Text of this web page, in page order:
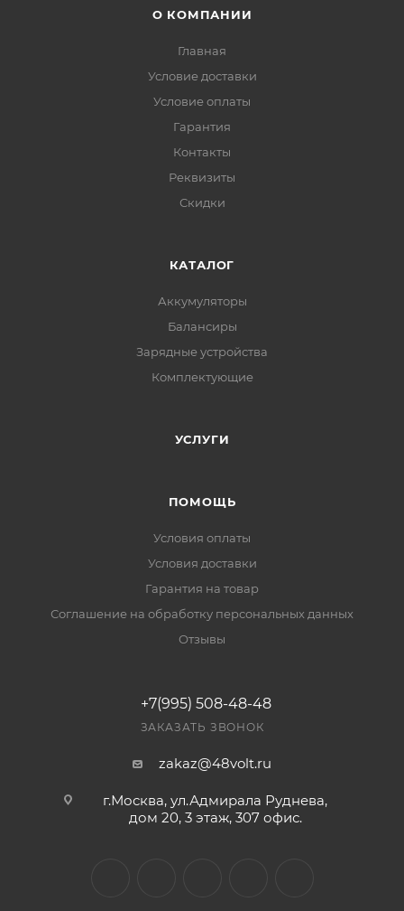
О КОМПАНИИ
Главная
Условие доставки
Условие оплаты
Гарантия
Контакты
Реквизиты
Скидки
КАТАЛОГ
Аккумуляторы
Балансиры
Зарядные устройства
Комплектующие
УСЛУГИ
ПОМОЩЬ
Условия оплаты
Условия доставки
Гарантия на товар
Соглашение на обработку персональных данных
Отзывы
+7(995) 508-48-48
ЗАКАЗАТЬ ЗВОНОК
zakaz@48volt.ru
г.Москва, ул.Адмирала Руднева,
дом 20, 3 этаж, 307 офис.